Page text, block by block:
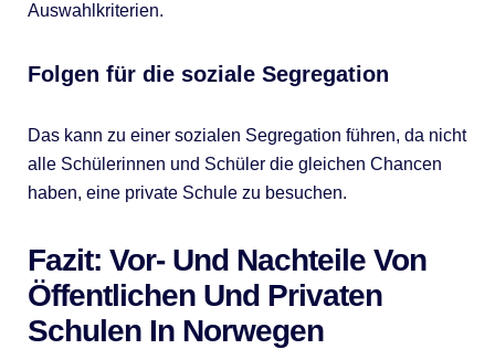
Auswahlkriterien.
Folgen für die soziale Segregation
Das kann zu einer sozialen Segregation führen, da nicht
alle Schülerinnen und Schüler die gleichen Chancen
haben, eine private Schule zu besuchen.
Fazit: Vor- Und Nachteile Von
Öffentlichen Und Privaten
Schulen In Norwegen